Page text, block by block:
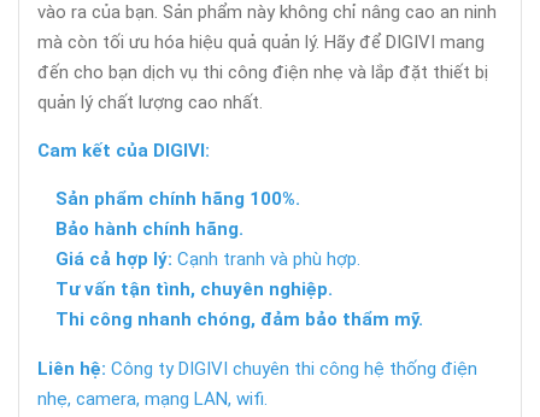
vào ra của bạn. Sản phẩm này không chỉ nâng cao an ninh
mà còn tối ưu hóa hiệu quả quản lý. Hãy để DIGIVI mang
đến cho bạn dịch vụ thi công điện nhẹ và lắp đặt thiết bị
quản lý chất lượng cao nhất.
Cam kết của DIGIVI:
Sản phẩm chính hãng 100%.
Bảo hành chính hãng.
Giá cả hợp lý: Cạnh tranh và phù hợp.
Tư vấn tận tình, chuyên nghiệp.
Thi công nhanh chóng, đảm bảo thẩm mỹ.
Liên hệ: Công ty DIGIVI chuyên thi công hệ thống điện
nhẹ, camera, mạng LAN, wifi.